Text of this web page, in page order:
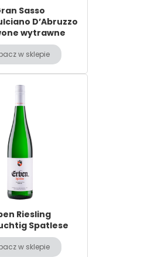
Sasso
D’Abruzzo
wytrawne
w sklepie
Riesling
Spatlese
w sklepie